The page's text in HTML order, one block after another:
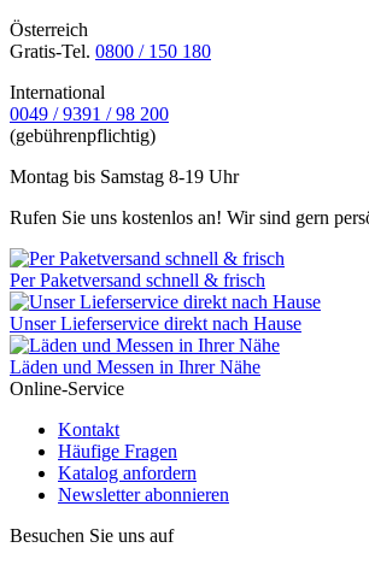
Österreich
Gratis-Tel. 0800 / 150 180
International
0049 / 9391 / 98 200
(gebührenpflichtig)
Montag bis Samstag 8-19 Uhr
Rufen Sie uns kostenlos an! Wir sind gern
Per Paketversand schnell & frisch
Unser Lieferservice direkt nach Hause
Läden und Messen in Ihrer Nähe
Online-Service
Kontakt
Häufige Fragen
Katalog anfordern
Newsletter abonnieren
Besuchen Sie uns auf